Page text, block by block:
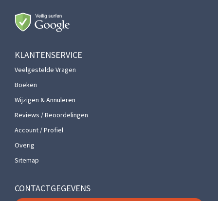
KLANTENSERVICE
Veelgestelde Vragen
Boeken
Wijzigen & Annuleren
Reviews / Beoordelingen
Account / Profiel
Overig
Sitemap
CONTACTGEGEVENS